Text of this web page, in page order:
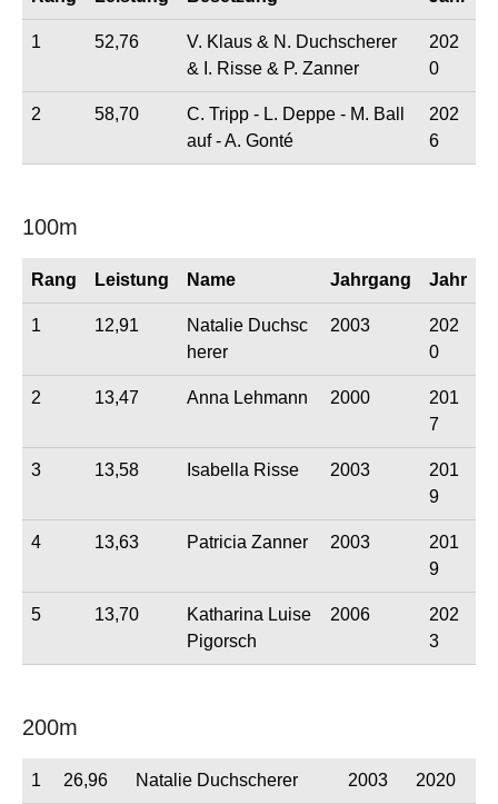
1 52,76
V. Klaus & N. Duchscherer
& I. Risse & P. Zanner
202
0
2 58,70
C. Tripp - L. Deppe - M. Ball
auf - A. Gonté
202
6
100m
Rang Leistung Name Jahrgang Jahr
1 12,91
Natalie Duchsc
herer
2003
202
0
2 13,47 Anna Lehmann 2000
201
7
3 13,58 Isabella Risse 2003
201
9
4 13,63 Patricia Zanner 2003
201
9
5 13,70
Katharina Luise
Pigorsch
2006
202
3
200m
1 26,96 Natalie Duchscherer 2003 2020